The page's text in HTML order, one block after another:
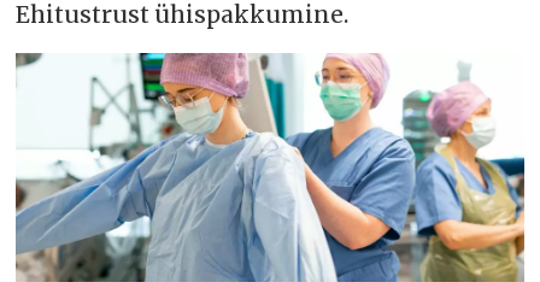
Ehitustrust ühispakkumine.